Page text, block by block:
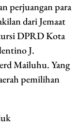
perjuangan para
dari Jemaat
DPRD Kota
J.
Mailuhu. Yang
pemilihan